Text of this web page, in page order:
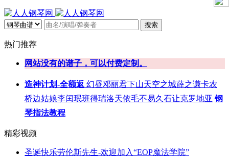
搜索
热门推荐
网站没有的谱子，可以付费定制。
造神计划-全额返 幻昼邓丽君下山天空之城薛之谦卡农
桥边姑娘李闰珉班得瑞洛天依毛不易久石让克罗地亚 钢
琴指法教程
精彩视频
圣诞快乐劳伦斯先生-欢迎加入“EOP魔法学院”